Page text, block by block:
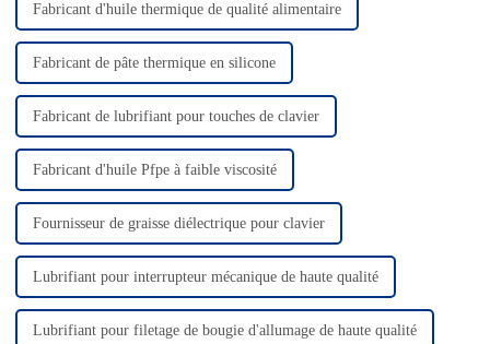
Fabricant d'huile thermique de qualité alimentaire
Fabricant de pâte thermique en silicone
Fabricant de lubrifiant pour touches de clavier
Fabricant d'huile Pfpe à faible viscosité
Fournisseur de graisse diélectrique pour clavier
Lubrifiant pour interrupteur mécanique de haute qualité
Lubrifiant pour filetage de bougie d'allumage de haute qualité